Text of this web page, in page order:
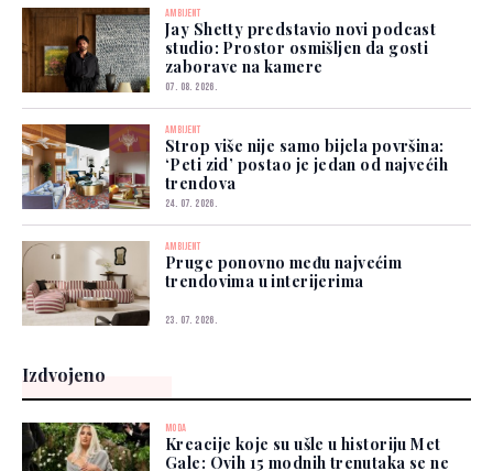
AMBIJENT
Jay Shetty predstavio novi podcast
studio: Prostor osmišljen da gosti
zaborave na kamere
07. 08. 2026.
AMBIJENT
Strop više nije samo bijela površina:
‘Peti zid’ postao je jedan od najvećih
trendova
24. 07. 2026.
AMBIJENT
Pruge ponovno među najvećim
trendovima u interijerima
23. 07. 2026.
Izdvojeno
MODA
Kreacije koje su ušle u historiju Met
Gale: Ovih 15 modnih trenutaka se ne